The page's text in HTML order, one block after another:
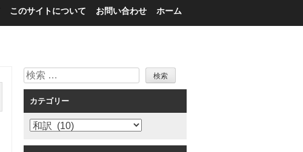
ホーム
お問い合わせ
このサイトについて
検
索
カテゴリー
カ